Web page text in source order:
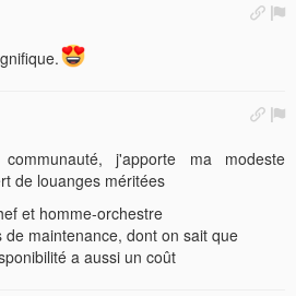
j'apporte ma modeste
de louanges méritées
et homme-orchestre
de maintenance, dont on sait que
a aussi un coût